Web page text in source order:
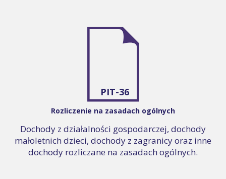
PIT-36
Rozliczenie na zasadach ogólnych
Dochody z działalności gospodarczej, dochody
małoletnich dzieci, dochody z zagranicy oraz inne
dochody rozliczane na zasadach ogólnych.